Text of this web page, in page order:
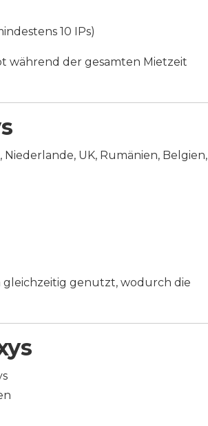
10 IPs)
während der gesamten Mietzeit
UK, Rumänien, Belgien,
gleichzeitig genutzt, wodurch die